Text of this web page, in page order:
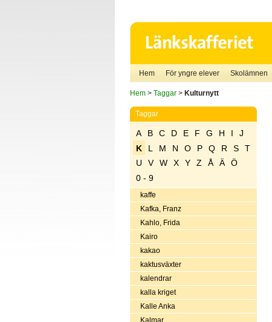
Hem För yngre elever Skolämnen
Hem> Taggar> Kulturnytt
Taggar
A B C D E F G H I
J
K
L M N O P Q R S
T
U
V W X Y Z Å Ä
Ö
0 - 9
kaffe
Kafka, Franz
Kahlo, Frida
Kairo
kakao
kaktusväxter
kalendrar
kalla kriget
Kalle Anka
Kalmar